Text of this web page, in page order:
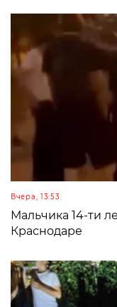
Вчера, 13:53
Мальчика 14-ти
Краснодаре